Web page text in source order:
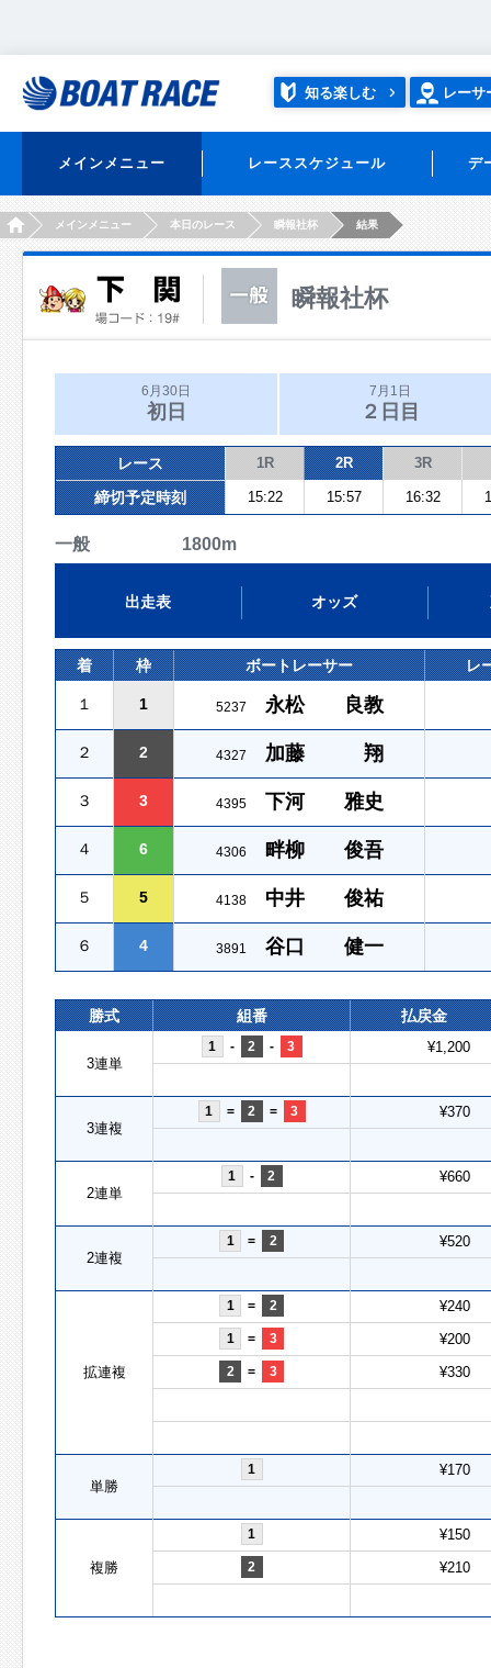
知る楽しむ レーサ
メインメニュー レーススケジュール デ
HOMEメインメニュー 本日のレース 瞬報社杯 結果
瞬報社杯
6月30日
初日
7月1日
２日目
レース 1R 2R 3R
締切予定時刻 15:22 15:57 16:32
一般 1800m
出走表 オッズ
着 枠 ボートレーサー レ
１ 1 5237 永松 良教
２ 2 4327 加藤 翔
３ 3 4395 下河 雅史
４ 6 4306 畔柳 俊吾
５ 5 4138 中井 俊祐
６ 4 3891 谷口 健一
勝式 組番 払戻金
3連単
1 - 2 - 3 ¥1,200
3連複
1 = 2 = 3 ¥370
2連単
1 - 2 ¥660
2連複
1 = 2 ¥520
拡連複
1 = 2 ¥240
1 = 3 ¥200
2 = 3 ¥330
単勝
1 ¥170
複勝
1 ¥150
2 ¥210